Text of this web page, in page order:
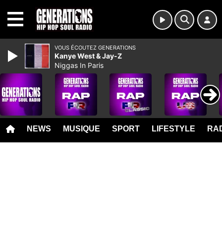
NEWS MUSIQUE SPORT LIFESTYLE
VOUS ÉCOUTEZ GENERATIONS
Kanye West & Jay-Z
Niggas In Paris